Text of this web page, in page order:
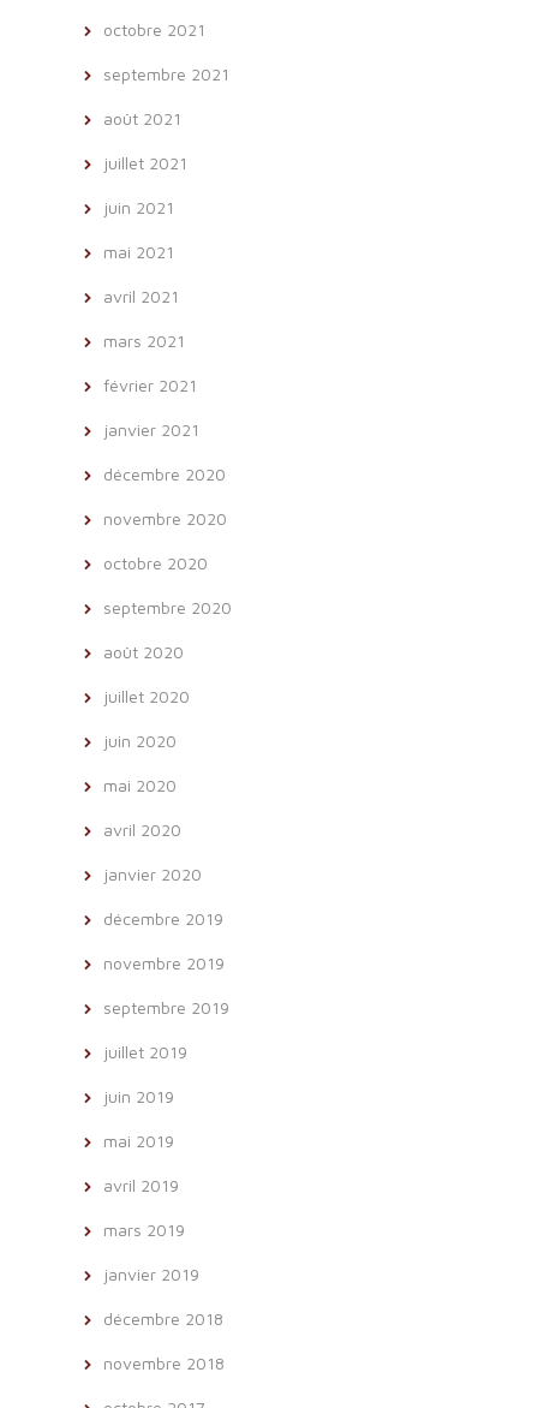
octobre 2021
septembre 2021
août 2021
juillet 2021
juin 2021
mai 2021
avril 2021
mars 2021
février 2021
janvier 2021
décembre 2020
novembre 2020
octobre 2020
septembre 2020
août 2020
juillet 2020
juin 2020
mai 2020
avril 2020
janvier 2020
décembre 2019
novembre 2019
septembre 2019
juillet 2019
juin 2019
mai 2019
avril 2019
mars 2019
janvier 2019
décembre 2018
novembre 2018